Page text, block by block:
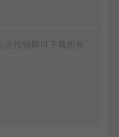
击按钮即可下载所有